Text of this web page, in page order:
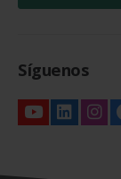
Síguenos